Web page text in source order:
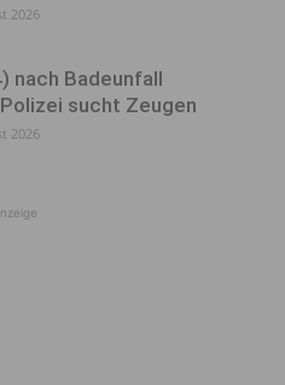
2026
nach Badeunfall
sucht Zeugen
2026